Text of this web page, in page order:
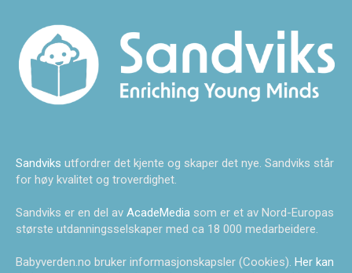
Sandviks utfordrer det kjente og skaper det nye. Sandviks står
for høy kvalitet og troverdighet.
Sandviks er en del av AcadeMedia som er et av Nord-Europas
største utdanningsselskaper med ca 18 000 medarbeidere.
Babyverden.no bruker informasjonskapsler (Cookies). Her kan